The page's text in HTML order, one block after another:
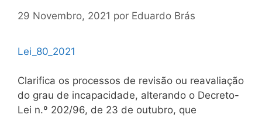
29 Novembro, 2021 por Eduardo Brás
Lei_80_2021
Clarifica os processos de revisão ou reavaliação
do grau de incapacidade, alterando o Decreto-
Lei n.º 202/96, de 23 de outubro, que